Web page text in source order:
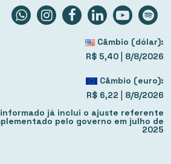
Câmbio (dólar):
R$ 5,40 | 8/8/2026
Câmbio (euro):
R$ 6,22 | 8/8/2026
já inclui o ajuste referente
pelo governo em julho de
2025